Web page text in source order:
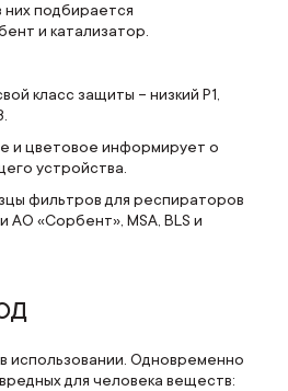
них подбирается
и катализатор.
класс защиты – низкий Р1,
и цветовое информирует о
устройства.
фильтров для респираторов
АО «Сорбент», MSA, BLS и
использовании. Одновременно
для человека веществ: